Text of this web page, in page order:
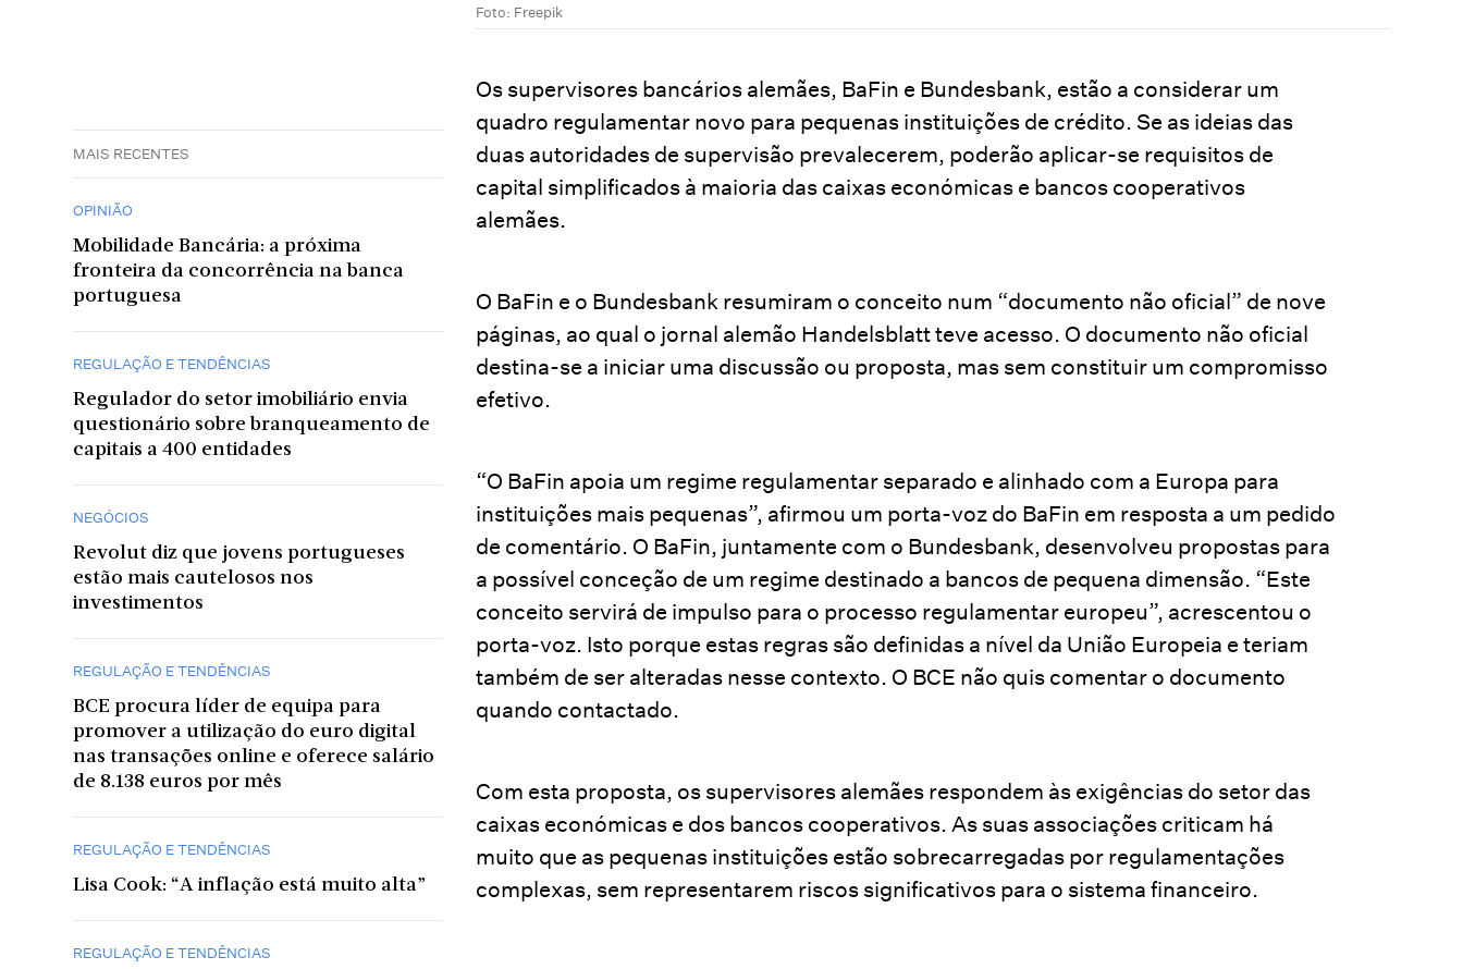
MAIS RECENTES
OPINIÃO
Mobilidade Bancária: a próxima
fronteira da concorrência na banca
portuguesa
REGULAÇÃO E TENDÊNCIAS
Regulador do setor imobiliário envia
questionário sobre branqueamento de
capitais a 400 entidades
NEGÓCIOS
Revolut diz que jovens portugueses
estão mais cautelosos nos
investimentos
REGULAÇÃO E TENDÊNCIAS
BCE procura líder de equipa para
promover a utilização do euro digital
nas transações online e oferece salário
de 8.138 euros por mês
REGULAÇÃO E TENDÊNCIAS
Lisa Cook: “A inflação está muito alta”
REGULAÇÃO E TENDÊNCIAS
Foto: Freepik
Os supervisores bancários alemães, BaFin e Bundesbank, estão a considerar um
quadro regulamentar novo para pequenas instituições de crédito. Se as ideias das
duas autoridades de supervisão prevalecerem, poderão aplicar-se requisitos de
capital simplificados à maioria das caixas económicas e bancos cooperativos
alemães.
O BaFin e o Bundesbank resumiram o conceito num “documento não oficial” de nove
páginas, ao qual o jornal alemão Handelsblatt teve acesso. O documento não oficial
destina-se a iniciar uma discussão ou proposta, mas sem constituir um compromisso
efetivo.
“O BaFin apoia um regime regulamentar separado e alinhado com a Europa para
instituições mais pequenas”, afirmou um porta-voz do BaFin em resposta a um pedido
de comentário. O BaFin, juntamente com o Bundesbank, desenvolveu propostas para
a possível conceção de um regime destinado a bancos de pequena dimensão. “Este
conceito servirá de impulso para o processo regulamentar europeu”, acrescentou o
porta-voz. Isto porque estas regras são definidas a nível da União Europeia e teriam
também de ser alteradas nesse contexto. O BCE não quis comentar o documento
quando contactado.
Com esta proposta, os supervisores alemães respondem às exigências do setor das
caixas económicas e dos bancos cooperativos. As suas associações criticam há
muito que as pequenas instituições estão sobrecarregadas por regulamentações
complexas, sem representarem riscos significativos para o sistema financeiro.